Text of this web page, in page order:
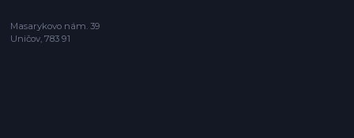
Masarykovo nám. 39
Uničov, 783 91